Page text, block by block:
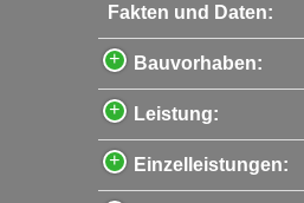
Fakten und Daten:
Bauvorhaben:
Leistung:
Einzelleistungen: